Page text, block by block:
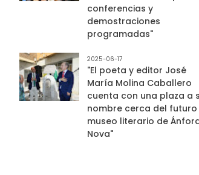
conferencias y
demostraciones
programadas"
2025-06-17
"El poeta y editor José
María Molina Caballero
cuenta con una plaza a
nombre cerca del futuro
museo literario de
Nova"